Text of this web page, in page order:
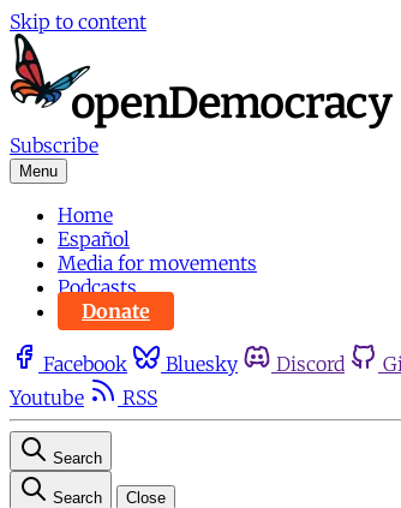
Skip to content
Subscribe
Menu
Home
Español
Media for movements
Podcasts
Donate
Facebook Bluesky Discord
Youtube
RSS
Search
Search Close